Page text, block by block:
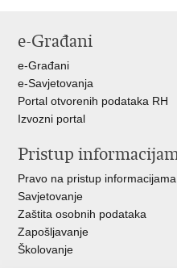
FacebookuTwitteru
e-Građani
e-Građani
e-Savjetovanja
Portal otvorenih podataka RH
Izvozni portal
Pristup
Pravo na pristup informacijama
Savjetovanje
Zaštita osobnih podataka
Zapošljavanje
Školovanje